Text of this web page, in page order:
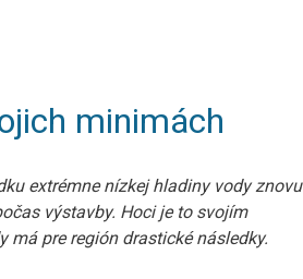
minimách
extrémne nízkej hladiny vody znovu
výstavby. Hoci je to svojím
pre región drastické následky.